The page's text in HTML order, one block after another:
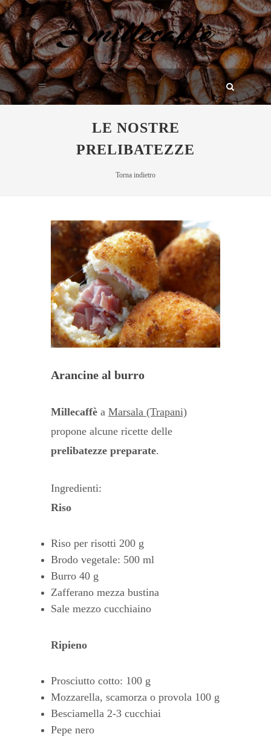
LE NOSTRE
PRELIBATEZZE
Torna indietro
Arancine al burro
Millecaffè a Marsala (Trapani)
propone alcune ricette delle
prelibatezze preparate.
Ingredienti:
Riso
Riso per risotti 200 g
Brodo vegetale: 500 ml
Burro 40 g
Zafferano mezza bustina
Sale mezzo cucchiaino
Ripieno
Prosciutto cotto: 100 g
Mozzarella, scamorza o provola 100 g
Besciamella 2-3 cucchiai
Pepe nero